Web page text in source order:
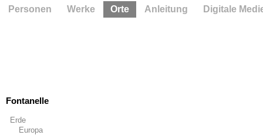
Fontanelle
Erde
Europa
Personen Werke Orte Anleitung Digitale